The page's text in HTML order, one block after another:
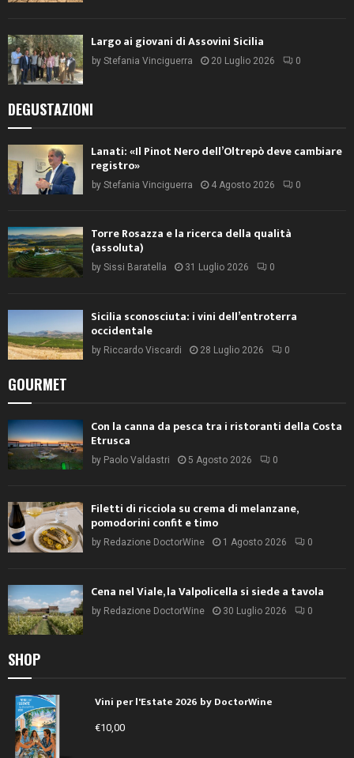
Largo ai giovani di Assovini Sicilia
by Stefania Vinciguerra 20 Luglio 2026 0
DEGUSTAZIONI
Lanati: «Il Pinot Nero dell’Oltrepò deve cambiare
registro»
by Stefania Vinciguerra 4 Agosto 2026 0
Torre Rosazza e la ricerca della qualità
(assoluta)
by Sissi Baratella 31 Luglio 2026 0
Sicilia sconosciuta: i vini dell’entroterra
occidentale
by Riccardo Viscardi 28 Luglio 2026 0
GOURMET
Con la canna da pesca tra i ristoranti della Costa
Etrusca
by Paolo Valdastri 5 Agosto 2026 0
Filetti di ricciola su crema di melanzane,
pomodorini confit e timo
by Redazione DoctorWine 1 Agosto 2026 0
Cena nel Viale, la Valpolicella si siede a tavola
by Redazione DoctorWine 30 Luglio 2026 0
SHOP
Vini per l'Estate 2026 by DoctorWine
€10,00